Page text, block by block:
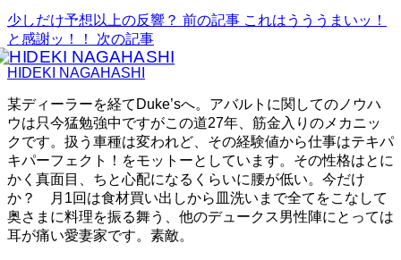
少しだけ予想以上の反響？ 前の記事 これはうううまいッ！
と感謝ッ！！
次の記事
HIDEKI NAGAHASHI
某ディーラーを経てDuke’sへ。アバルトに関してのノウハ
ウは只今猛勉強中ですがこの道27年、筋金入りのメカニッ
クです。扱う車種は変われど、その経験値から仕事はテキパ
キパーフェクト！をモットーとしています。その性格はとに
かく真面目、ちと心配になるくらいに腰が低い。今だけ
か？ 月1回は食材買い出しから皿洗いまで全てをこなして
奥さまに料理を振る舞う、他のデュークス男性陣にとっては
耳が痛い愛妻家です。素敵。